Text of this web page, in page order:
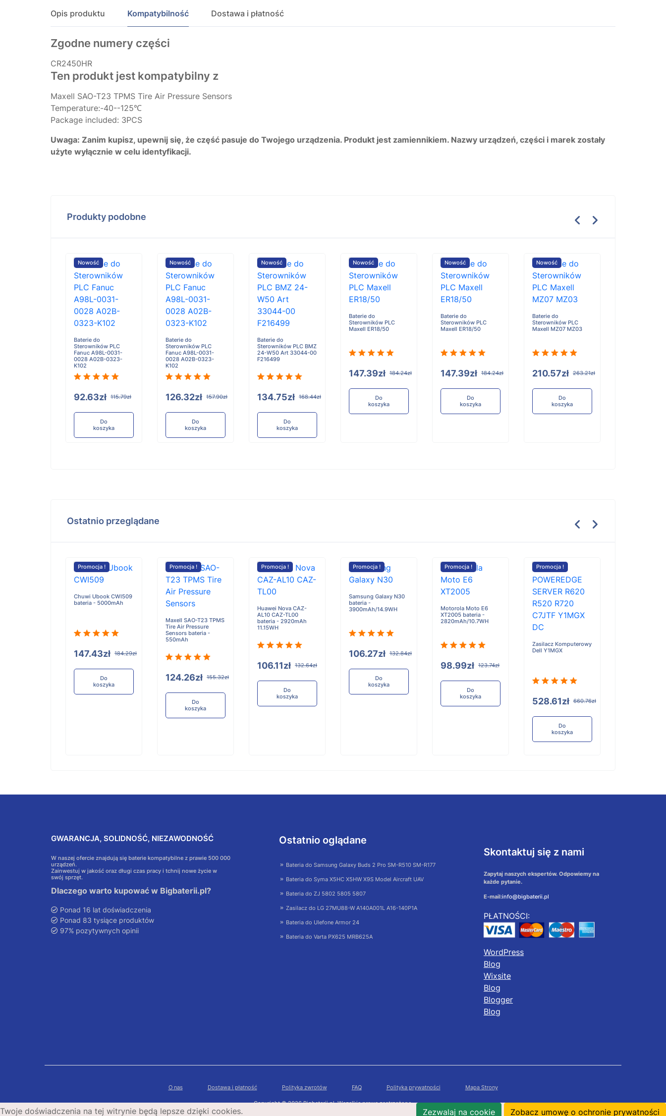
Opis produktu Kompatybilność Dostawa i płatność
Zgodne numery części
CR2450HR
Ten produkt jest kompatybilny z
Maxell SAO-T23 TPMS Tire Air Pressure Sensors
Temperature:-40--125℃
Package included: 3PCS
Uwaga: Zanim kupisz, upewnij się, że część pasuje do Twojego urządzenia. Produkt jest zamiennikiem. Nazwy urządzeń, części i marek zostały
użyte wyłącznie w celu identyfikacji.
Produkty podobne
Nowość
Baterie do
Sterowników PLC
Fanuc A98L-0031-
0028 A02B-0323-
K102
92.63zł 115.79zł
Do
koszyka
Nowość
Baterie do
Sterowników PLC
Fanuc A98L-0031-
0028 A02B-0323-
K102
126.32zł 157.90zł
Do
koszyka
Nowość
Baterie do
Sterowników PLC BMZ
24-W50 Art 33044-00
F216499
134.75zł 168.44zł
Do
koszyka
Nowość
Baterie do
Sterowników PLC
Maxell ER18/50
147.39zł 184.24zł
Do
koszyka
Nowość
Baterie do
Sterowników PLC
Maxell ER18/50
147.39zł 184.24zł
Do
koszyka
Nowość
Baterie do
Sterowników PLC
Maxell MZ07 MZ03
210.57zł 263.21zł
Do
koszyka
Ostatnio przeglądane
Promocja !
Chuwi Ubook CWI509
bateria - 5000mAh
147.43zł 184.29zł
Do
koszyka
Promocja !
Maxell SAO-T23 TPMS
Tire Air Pressure
Sensors bateria -
550mAh
124.26zł 155.32zł
Do
koszyka
Promocja !
Huawei Nova CAZ-
AL10 CAZ-TL00
bateria - 2920mAh
11.15WH
106.11zł 132.64zł
Do
koszyka
Promocja !
Samsung Galaxy N30
bateria -
3900mAh/14.9WH
106.27zł 132.84zł
Do
koszyka
Promocja !
Motorola Moto E6
XT2005 bateria -
2820mAh/10.7WH
98.99zł 123.74zł
Do
koszyka
Promocja !
Zasilacz Komputerowy
Dell Y1MGX
528.61zł 660.76zł
Do
koszyka
GWARANCJA, SOLIDNOŚĆ, NIEZAWODNOŚĆ
W naszej ofercie znajdują się baterie kompatybilne z prawie 500 000
urządzeń.
Zainwestuj w jakość oraz długi czas pracy i tchnij nowe życie w
swój sprzęt.
Dlaczego warto kupować w Bigbaterii.pl?
Ponad 16 lat doświadczenia
Ponad 83 tysiące produktów
97% pozytywnych opinii
Ostatnio oglądane
Bateria do Samsung Galaxy Buds 2 Pro SM-R510 SM-R177
Bateria do Syma X5HC X5HW X9S Model Aircraft UAV
Bateria do ZJ 5802 5805 5807
Zasilacz do LG 27MU88-W A140A001L A16-140P1A
Bateria do Ulefone Armor 24
Bateria do Varta PX625 MRB625A
Skontaktuj się z nami
Zapytaj naszych ekspertów. Odpowiemy na
każde pytanie.
E-mail:info@bigbaterii.pl
PŁATNOŚCI:
WordPress
Blog
Wixsite
Blog
Blogger
Blog
O nas Dostawa i płatność Polityka zwrotów FAQ Polityka prywatności Mapa Strony
Copyright © 2026 Bigbaterii.pl. Wszelkie prawa zastrzeżone.
Twoje doświadczenia na tej witrynie będą lepsze dzięki cookies. Zezwalaj na cookie Zobacz umowę o ochronie prywatności